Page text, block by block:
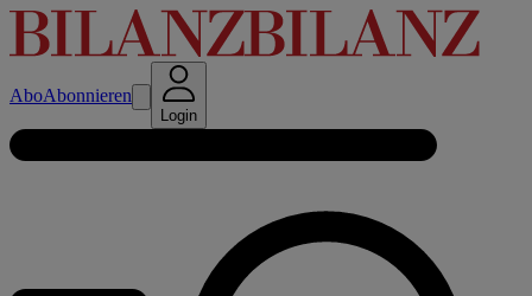
AboAbonnieren
Login